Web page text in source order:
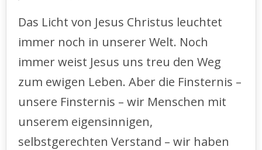
Das Licht von Jesus Christus leuchtet
immer noch in unserer Welt. Noch
immer weist Jesus uns treu den Weg
zum ewigen Leben. Aber die Finsternis –
unsere Finsternis – wir Menschen mit
unserem eigensinnigen,
selbstgerechten Verstand – wir haben